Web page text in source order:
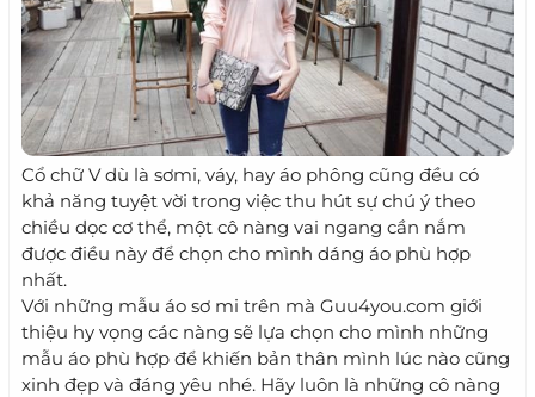
Cổ chữ V dù là sơmi, váy, hay áo phông cũng đều có
khả năng tuyệt vời trong việc thu hút sự chú ý theo
chiều dọc cơ thể, một cô nàng vai ngang cần nắm
được điều này để chọn cho mình dáng áo phù hợp
nhất.
Với những mẫu áo sơ mi trên mà Guu4you.com giới
thiệu hy vọng các nàng sẽ lựa chọn cho mình những
mẫu áo phù hợp để khiến bản thân mình lúc nào cũng
xinh đẹp và đáng yêu nhé. Hãy luôn là những cô nàng